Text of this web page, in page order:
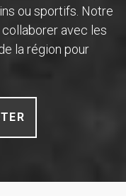
ou sportifs. Notre
avec les
la région pour